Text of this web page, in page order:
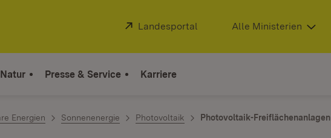
Extern:
Landesportal (Öffnet in neuem Fenster)
Alle Ministerien
Presse & Service Karriere
Energien Sonnenenergie Photovoltaik Photovoltaik-Freiflächenanlagen